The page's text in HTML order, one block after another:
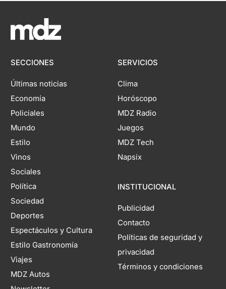
SECCIONES
Últimas noticias
Economía
Policiales
Mundo
Estilo
Vinos
Sociales
Política
Sociedad
Deportes
Espectáculos y Cultura
Estilo Gastronomía
Viajes
MDZ Autos
SERVICIOS
Clima
Horóscopo
MDZ Radio
Juegos
MDZ Tech
Napsix
INSTITUCIONAL
Publicidad
Contacto
Políticas de seguridad y
privacidad
Términos y condiciones